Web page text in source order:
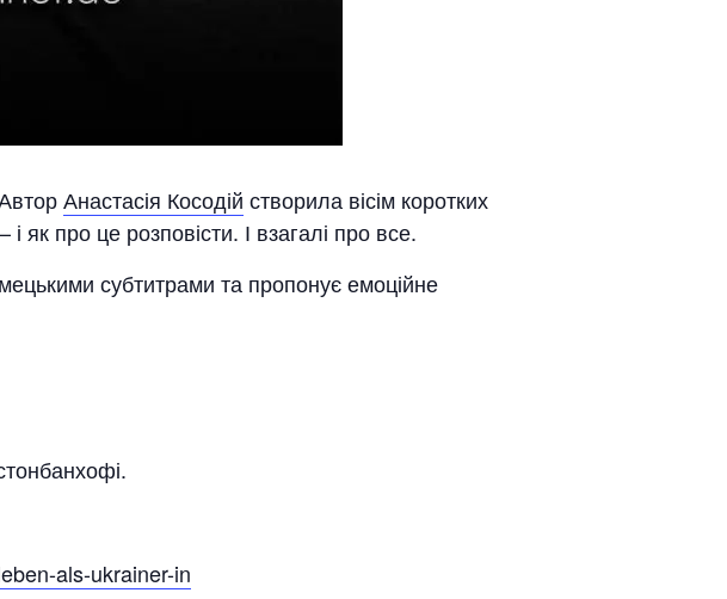
Анастасія Косодій створила вісім коротких
як про це розповісти. І взагалі про все.
субтитрами та пропонує емоційне
als-ukrainer-in